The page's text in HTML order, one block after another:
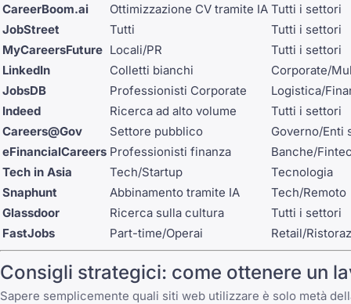
CareerBoom.ai
Ottimizzazione CV tramite IA Tutti i settori
JobStreet
Tutti
Tutti i settori
MyCareersFuture Locali/PR
Tutti i settori
LinkedIn
Colletti bianchi
Corporate/
JobsDB
Professionisti Corporate
Logistica/
Indeed
Ricerca ad alto volume
Tutti i settori
Careers@Gov
Settore pubblico
Governo/Enti
eFinancialCareers Professionisti finanza
Banche/
Tech in Asia
Tech/Startup
Tecnologia
Snaphunt
Abbinamento tramite IA
Tech/Remoto
Glassdoor
Ricerca sulla cultura
Tutti i settori
FastJobs
Part-time/Operai Retail/
Consigli strategici: come ottenere un
Sapere semplicemente quali siti web utilizzare è solo metà